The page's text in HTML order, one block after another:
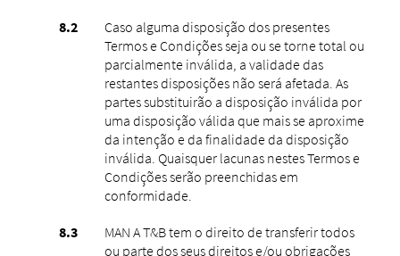
Caso alguma disposição dos presentes
Termos e Condições seja ou se torne total ou
parcialmente inválida, a validade das
restantes disposições não será afetada. As
partes substituirão a disposição inválida por
uma disposição válida que mais se aproxime
da intenção e da finalidade da disposição
inválida. Quaisquer lacunas nestes Termos e
Condições serão preenchidas em
conformidade.
MAN A T&B tem o direito de transferir todos
ou parte dos seus direitos e/ou obrigações